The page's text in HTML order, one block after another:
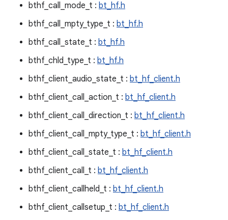
bthf_call_mode_t : bt_hf.h
bthf_call_mpty_type_t : bt_hf.h
bthf_call_state_t : bt_hf.h
bthf_chld_type_t : bt_hf.h
bthf_client_audio_state_t : bt_hf_client.h
bthf_client_call_action_t : bt_hf_client.h
bthf_client_call_direction_t : bt_hf_client.h
bthf_client_call_mpty_type_t : bt_hf_client.h
bthf_client_call_state_t : bt_hf_client.h
bthf_client_call_t : bt_hf_client.h
bthf_client_callheld_t : bt_hf_client.h
bthf_client_callsetup_t : bt_hf_client.h